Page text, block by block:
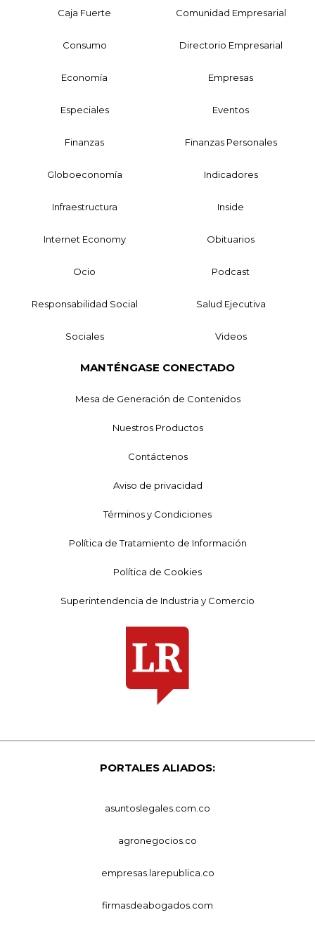
Caja Fuerte Comunidad Empresarial
Consumo Directorio Empresarial
Economía Empresas
Especiales Eventos
Finanzas Finanzas Personales
Globoeconomía Indicadores
Infraestructura Inside
Internet Economy Obituarios
Ocio Podcast
Responsabilidad Social Salud Ejecutiva
Sociales Videos
MANTÉNGASE CONECTADO
Mesa de Generación de Contenidos
Nuestros Productos
Contáctenos
Aviso de privacidad
Términos y Condiciones
Política de Tratamiento de Información
Política de Cookies
Superintendencia de Industria y Comercio
PORTALES ALIADOS:
asuntoslegales.com.co
agronegocios.co
empresas.larepublica.co
firmasdeabogados.com